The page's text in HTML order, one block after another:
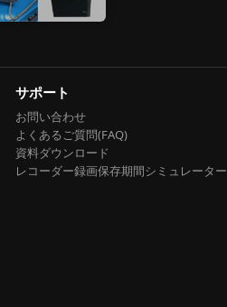
サポート
お問い合わせ
よくあるご質問(FAQ)
資料ダウンロード
レコーダー録画保存期間シミュレーター